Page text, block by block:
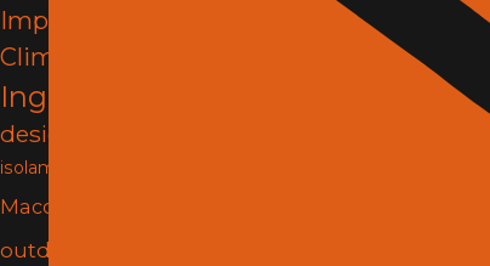
Impianti e
Climatizzazione
Ingegneria
design
isolamento termico
Macchine
outdoor